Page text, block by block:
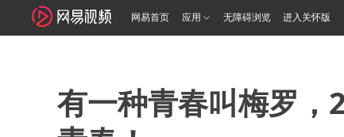
网易首页 应用 无障碍浏览 进入关怀版
有一种青春叫梅罗